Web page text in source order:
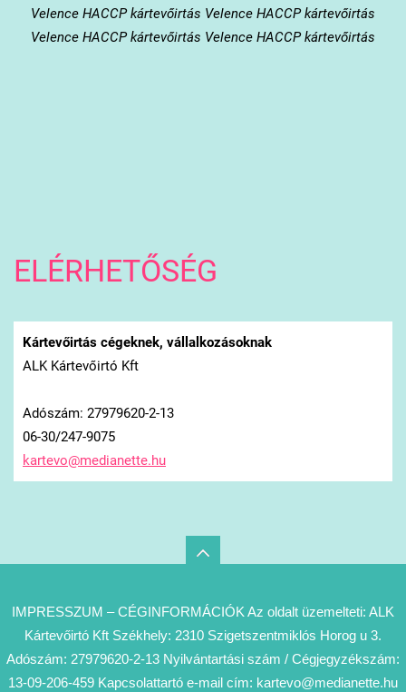
Velence HACCP kártevőirtás Velence HACCP kártevőirtás
Velence HACCP kártevőirtás Velence HACCP kártevőirtás
ELÉRHETŐSÉG
Kártevőirtás cégeknek, vállalkozásoknak
ALK Kártevőirtó Kft
Adószám: 27979620-2-13
06-30/247-9075
kartevo@medianette.hu
IMPRESSZUM – CÉGINFORMÁCIÓK Az oldalt üzemelteti: ALK
Kártevőirtó Kft Székhely: 2310 Szigetszentmiklós Horog u 3.
Adószám: 27979620-2-13 Nyilvántartási szám / Cégjegyzékszám:
13-09-206-459 Kapcsolattartó e-mail cím: kartevo@medianette.hu